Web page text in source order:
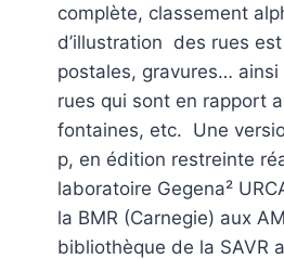
complète, classement
d’illustration des rues
postales, gravures… ainsi
rues qui sont en rapport
fontaines, etc. Une
p, en édition restreinte
laboratoire Gegena²
la BMR (Carnegie) aux
bibliothèque de la SAVR